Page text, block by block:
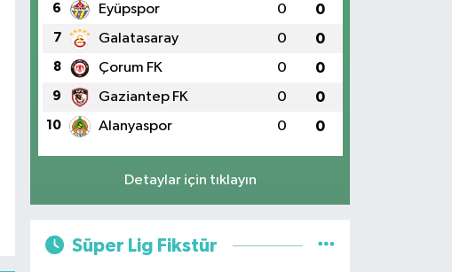
6 Eyüpspor 0 0
7 Galatasaray 0 0
8 Çorum FK 0 0
9 Gaziantep FK 0 0
10 Alanyaspor 0 0
Detaylar için tıklayın
Süper Lig Fikstür